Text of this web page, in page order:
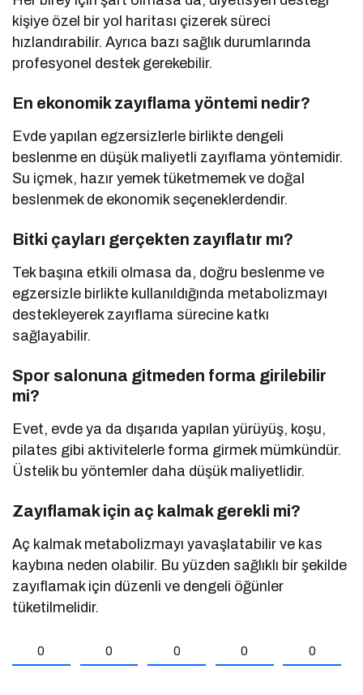
kişiye özel bir yol haritası çizerek süreci
hızlandırabilir. Ayrıca bazı sağlık durumlarında
profesyonel destek gerekebilir.
En ekonomik zayıflama yöntemi nedir?
Evde yapılan egzersizlerle birlikte dengeli
beslenme en düşük maliyetli zayıflama yöntemidir.
Su içmek, hazır yemek tüketmemek ve doğal
beslenmek de ekonomik seçeneklerdendir.
Bitki çayları gerçekten zayıflatır mı?
Tek başına etkili olmasa da, doğru beslenme ve
egzersizle birlikte kullanıldığında metabolizmayı
destekleyerek zayıflama sürecine katkı
sağlayabilir.
Spor salonuna gitmeden forma girilebilir
mi?
Evet, evde ya da dışarıda yapılan yürüyüş, koşu,
pilates gibi aktivitelerle forma girmek mümkündür.
Üstelik bu yöntemler daha düşük maliyetlidir.
Zayıflamak için aç kalmak gerekli mi?
Aç kalmak metabolizmayı yavaşlatabilir ve kas
kaybına neden olabilir. Bu yüzden sağlıklı bir şekilde
zayıflamak için düzenli ve dengeli öğünler
tüketilmelidir.
0 0 0 0 0